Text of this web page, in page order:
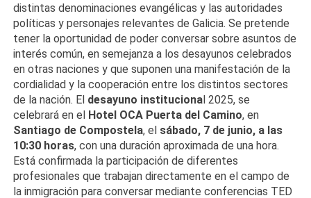
distintas denominaciones evangélicas y las autoridades
políticas y personajes relevantes de Galicia. Se pretende
tener la oportunidad de poder conversar sobre asuntos de
interés común, en semejanza a los desayunos celebrados
en otras naciones y que suponen una manifestación de la
cordialidad y la cooperación entre los distintos sectores
de la nación. El desayuno institucional 2025, se
celebrará en el Hotel OCA Puerta del Camino, en
Santiago de Compostela, el sábado, 7 de junio, a las
10:30 horas, con una duración aproximada de una hora.
Está confirmada la participación de diferentes
profesionales que trabajan directamente en el campo de
la inmigración para conversar mediante conferencias TED